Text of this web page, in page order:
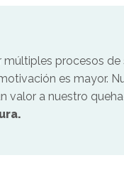
procesos
es mayor.
a nuestro